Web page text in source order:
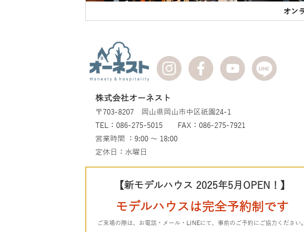
株式会社オーネスト
〒703-8207 岡山県岡山市中区祇園24-1
TEL：086-275-5015 FAX：086-275-7921
営業時間 ：9:00 ～ 18:00
定休日：水曜日
【新モデルハウス 2025年5月OPEN！】
モデルハウスは完全予約制です
ご来場の際は、お電話・メール・LINEにて、事前のご予約にご協力ください。